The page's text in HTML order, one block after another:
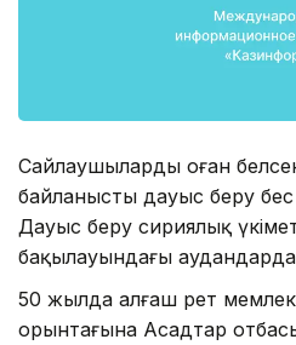
Сайлаушылардың оған
байланысты дауыс беру
Дауыс беру сириялық
бақылауындағы аудандарда
50 жылда алғаш рет
орынтағына Асадтар